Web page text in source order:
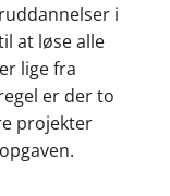
i
at løse alle
lige fra
er der to
projekter